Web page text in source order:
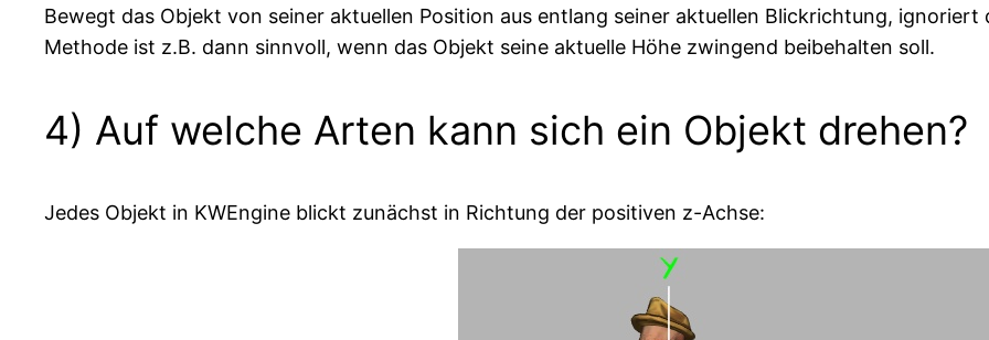
Bewegt das Objekt von seiner aktuellen Position aus entlang seiner aktuellen Blickrichtung, ignoriert
Methode ist z.B. dann sinnvoll, wenn das Objekt seine aktuelle Höhe zwingend beibehalten soll.
4) Auf welche Arten kann sich ein Objekt drehen?
Jedes Objekt in KWEngine blickt zunächst in Richtung der positiven z-Achse: